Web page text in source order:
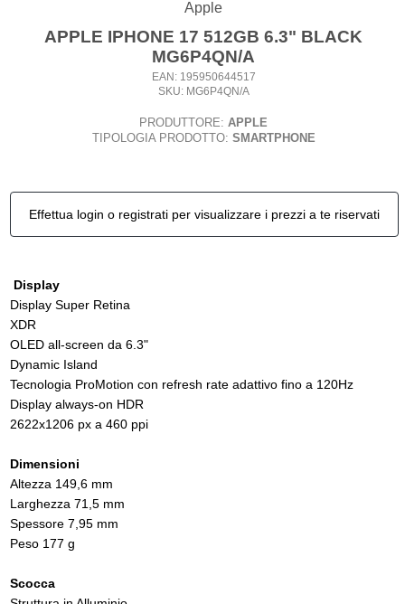
Apple
APPLE IPHONE 17 512GB 6.3" BLACK
MG6P4QN/A
EAN: 195950644517
SKU: MG6P4QN/A
PRODUTTORE: APPLE
TIPOLOGIA PRODOTTO: SMARTPHONE
Effettua login o registrati per visualizzare i prezzi a te riservati
Display
Display Super Retina
XDR
OLED all-screen da 6.3"
Dynamic Island
Tecnologia ProMotion con refresh rate adattivo fino a 120Hz
Display always-on HDR
2622x1206 px a 460 ppi
Dimensioni
Altezza 149,6 mm
Larghezza 71,5 mm
Spessore 7,95 mm
Peso 177 g
Scocca